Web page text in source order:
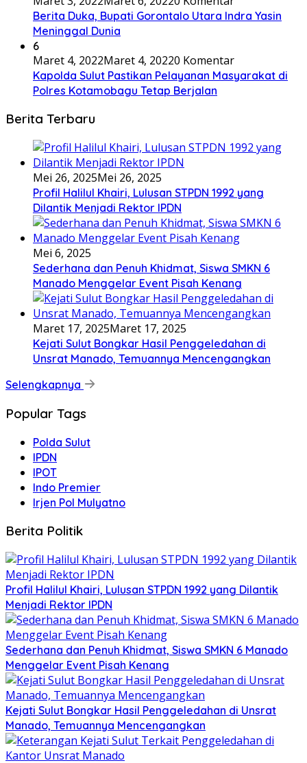
Berita Duka, Bupati Gorontalo Utara Indra Yasin
Meninggal Dunia
6
Maret 4, 2022Maret 4, 20220 Komentar
Kapolda Sulut Pastikan Pelayanan Masyarakat di
Polres Kotamobagu Tetap Berjalan
Berita Terbaru
Mei 26, 2025Mei 26, 2025
Profil Halilul Khairi, Lulusan STPDN 1992 yang
Dilantik Menjadi Rektor IPDN
Mei 6, 2025
Sederhana dan Penuh Khidmat, Siswa SMKN 6
Manado Menggelar Event Pisah Kenang
Maret 17, 2025Maret 17, 2025
Kejati Sulut Bongkar Hasil Penggeledahan di
Unsrat Manado, Temuannya Mencengangkan
Selengkapnya
Popular Tags
Polda Sulut
IPDN
IPOT
Indo Premier
Irjen Pol Mulyatno
Berita Politik
Profil Halilul Khairi, Lulusan STPDN 1992 yang Dilantik
Menjadi Rektor IPDN
Sederhana dan Penuh Khidmat, Siswa SMKN 6 Manado
Menggelar Event Pisah Kenang
Kejati Sulut Bongkar Hasil Penggeledahan di Unsrat
Manado, Temuannya Mencengangkan